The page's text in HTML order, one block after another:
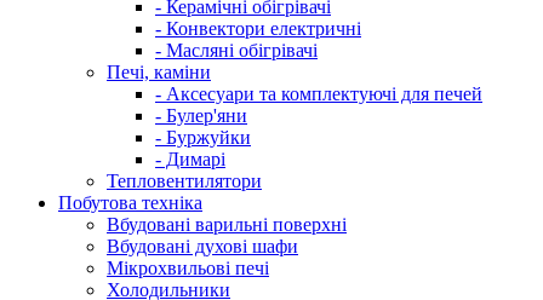
- Керамічні обігрівачі
- Конвектори електричні
- Масляні обігрівачі
Печі, каміни
- Аксесуари та комплектуючі для печей
- Булер'яни
- Буржуйки
- Димарі
Тепловентилятори
Побутова техніка
Вбудовані варильні поверхні
Вбудовані духові шафи
Мікрохвильові печі
Холодильники